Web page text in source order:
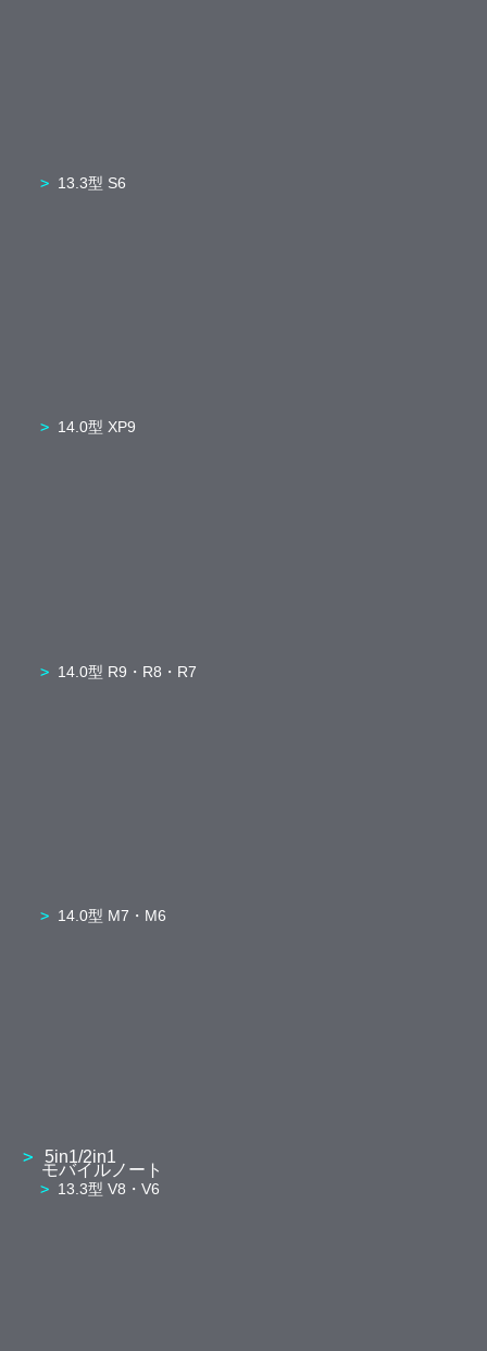
13.3型 S6
14.0型 XP9
14.0型 R9・R8・R7
14.0型 M7・M6
5in1/2in1
モバイルノート
13.3型 V8・V6